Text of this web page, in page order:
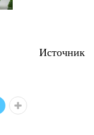
Источник